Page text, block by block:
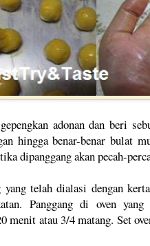
adonan dan beri
hingga benar-benar bulat
dipanggang akan pecah-
telah dialasi dengan
Panggang di oven
menit atau 3/4 matang. Set